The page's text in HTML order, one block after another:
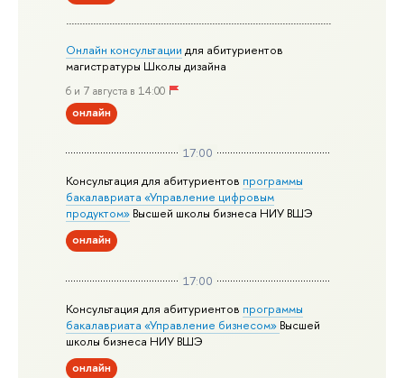
Онлайн консультации для абитуриентов
магистратуры Школы дизайна
6 и 7 августа в 14:00
онлайн
17:00
Консультация для абитуриентов программы
бакалавриата «Управление цифровым
продуктом» Высшей школы бизнеса НИУ ВШЭ
онлайн
17:00
Консультация для абитуриентов программы
бакалавриата «Управление бизнесом» Высшей
школы бизнеса НИУ ВШЭ
онлайн